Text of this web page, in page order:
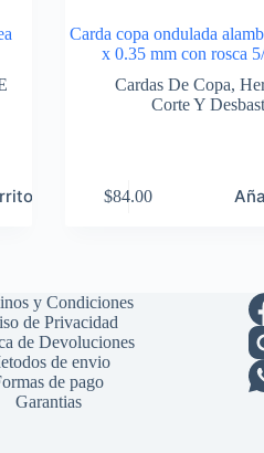
Carda copa ondulada
x 0.35 mm con rosca
Cardas De Copa,
Corte Y
$84.00
y Condiciones
de Privacidad
de Devoluciones
de envio
de pago
Garantias